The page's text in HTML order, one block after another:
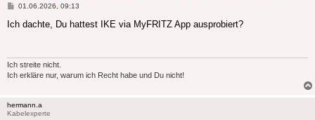
Beitrag
01.06.2026, 09:13
Ich dachte, Du hattest IKE via MyFRITZ App ausprobiert?
Ich streite nicht.
Ich erkläre nur, warum ich Recht habe und Du nicht!
hermann.a
Kabelexperte